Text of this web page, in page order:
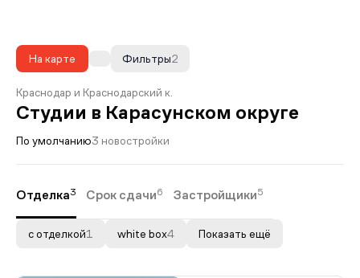
На карте 2
Фильтры
Краснодар и Краснодарский к.
Студии в Карасунском округе
По умолчанию3 новостройки
Отделка3 Срок сдачи6 Застройщики5
с отделкой1 white box4 Показать ещё